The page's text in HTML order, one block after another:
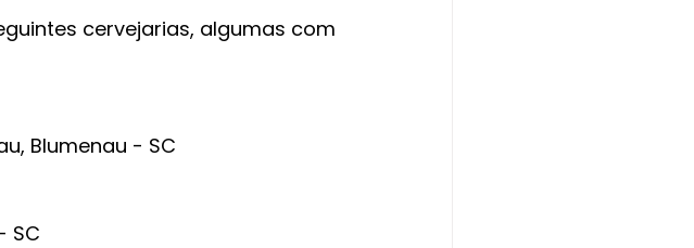
cervejarias, algumas com
Blumenau - SC
SC